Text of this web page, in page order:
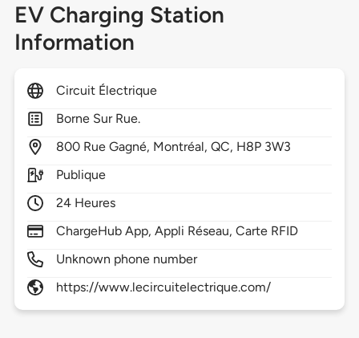
EV Charging Station
Information
Circuit Électrique
Borne Sur Rue.
800 Rue Gagné, Montréal,QC, H8P 3W3
Publique
24 Heures
ChargeHub App, Appli Réseau, Carte RFID
Unknown phone number
https://www.lecircuitelectrique.com/